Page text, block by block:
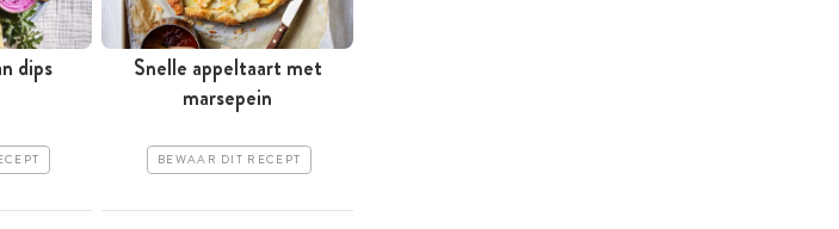
dips
Snelle appeltaart met
marsepein
BEWAAR DIT RECEPT